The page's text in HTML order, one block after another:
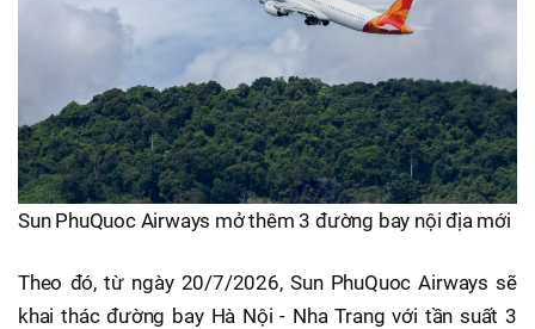
Sun PhuQuoc Airways mở thêm 3 đường bay nội địa mới
Theo đó, từ ngày 20/7/2026, Sun PhuQuoc Airways sẽ
khai thác đường bay Hà Nội - Nha Trang với tần suất 3